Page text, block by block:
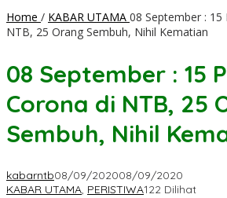
Home / KABAR UTAMA 08 September :
NTB, 25 Orang Sembuh, Nihil Kematian
08 September : 15
Corona di NTB, 25
Sembuh, Nihil
kabarntb08/09/202008/09/2020
KABAR UTAMA, PERISTIWA122 Dilihat